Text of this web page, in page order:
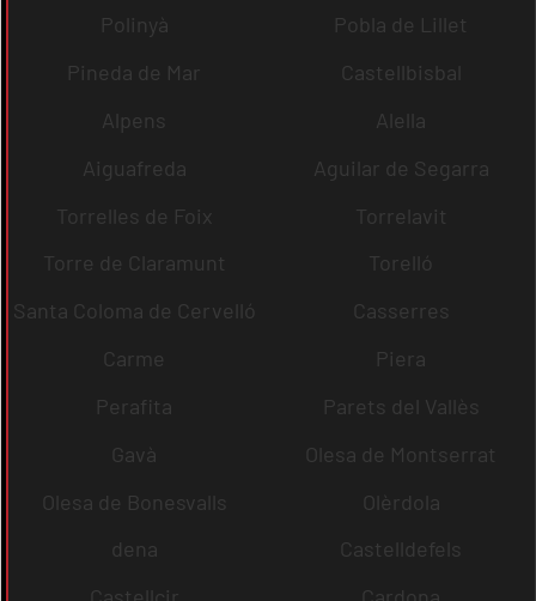
Polinyà
Pobla de Lillet
Pineda de Mar
Castellbisbal
Alpens
Alella
Aiguafreda
Aguilar de Segarra
Torrelles de Foix
Torrelavit
Torre de Claramunt
Torelló
Santa Coloma de Cervelló
Casserres
Carme
Piera
Perafita
Parets del Vallès
Gavà
Olesa de Montserrat
Olesa de Bonesvalls
Olèrdola
dena
Castelldefels